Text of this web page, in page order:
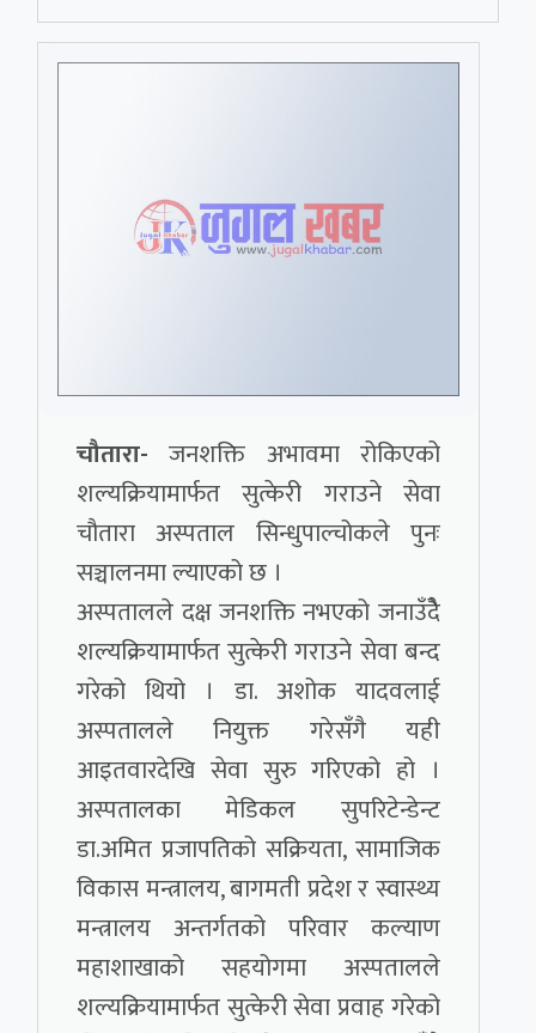
चौतारा- जनशक्ति अभावमा रोकिएको
शल्यक्रियामार्फत सुत्केरी गराउने सेवा
चौतारा अस्पताल सिन्धुपाल्चोकले पुनः
सञ्चालनमा ल्याएको छ ।
अस्पतालले दक्ष जनशक्ति नभएको जनाउँदैे
शल्यक्रियामार्फत सुत्केरी गराउने सेवा बन्द
गरेको थियो । डा. अशोक यादवलाई
अस्पतालले नियुक्त गरेसँगै यही
आइतवारदेखि सेवा सुरु गरिएको हो ।
अस्पतालका मेडिकल सुपरिटेन्डेन्ट
डा.अमित प्रजापतिको सक्रियता, सामाजिक
विकास मन्त्रालय, बागमती प्रदेश र स्वास्थ्य
मन्त्रालय अन्तर्गतको परिवार कल्याण
महाशाखाको सहयोगमा अस्पतालले
शल्यक्रियामार्फत सुत्केरी सेवा प्रवाह गरेको